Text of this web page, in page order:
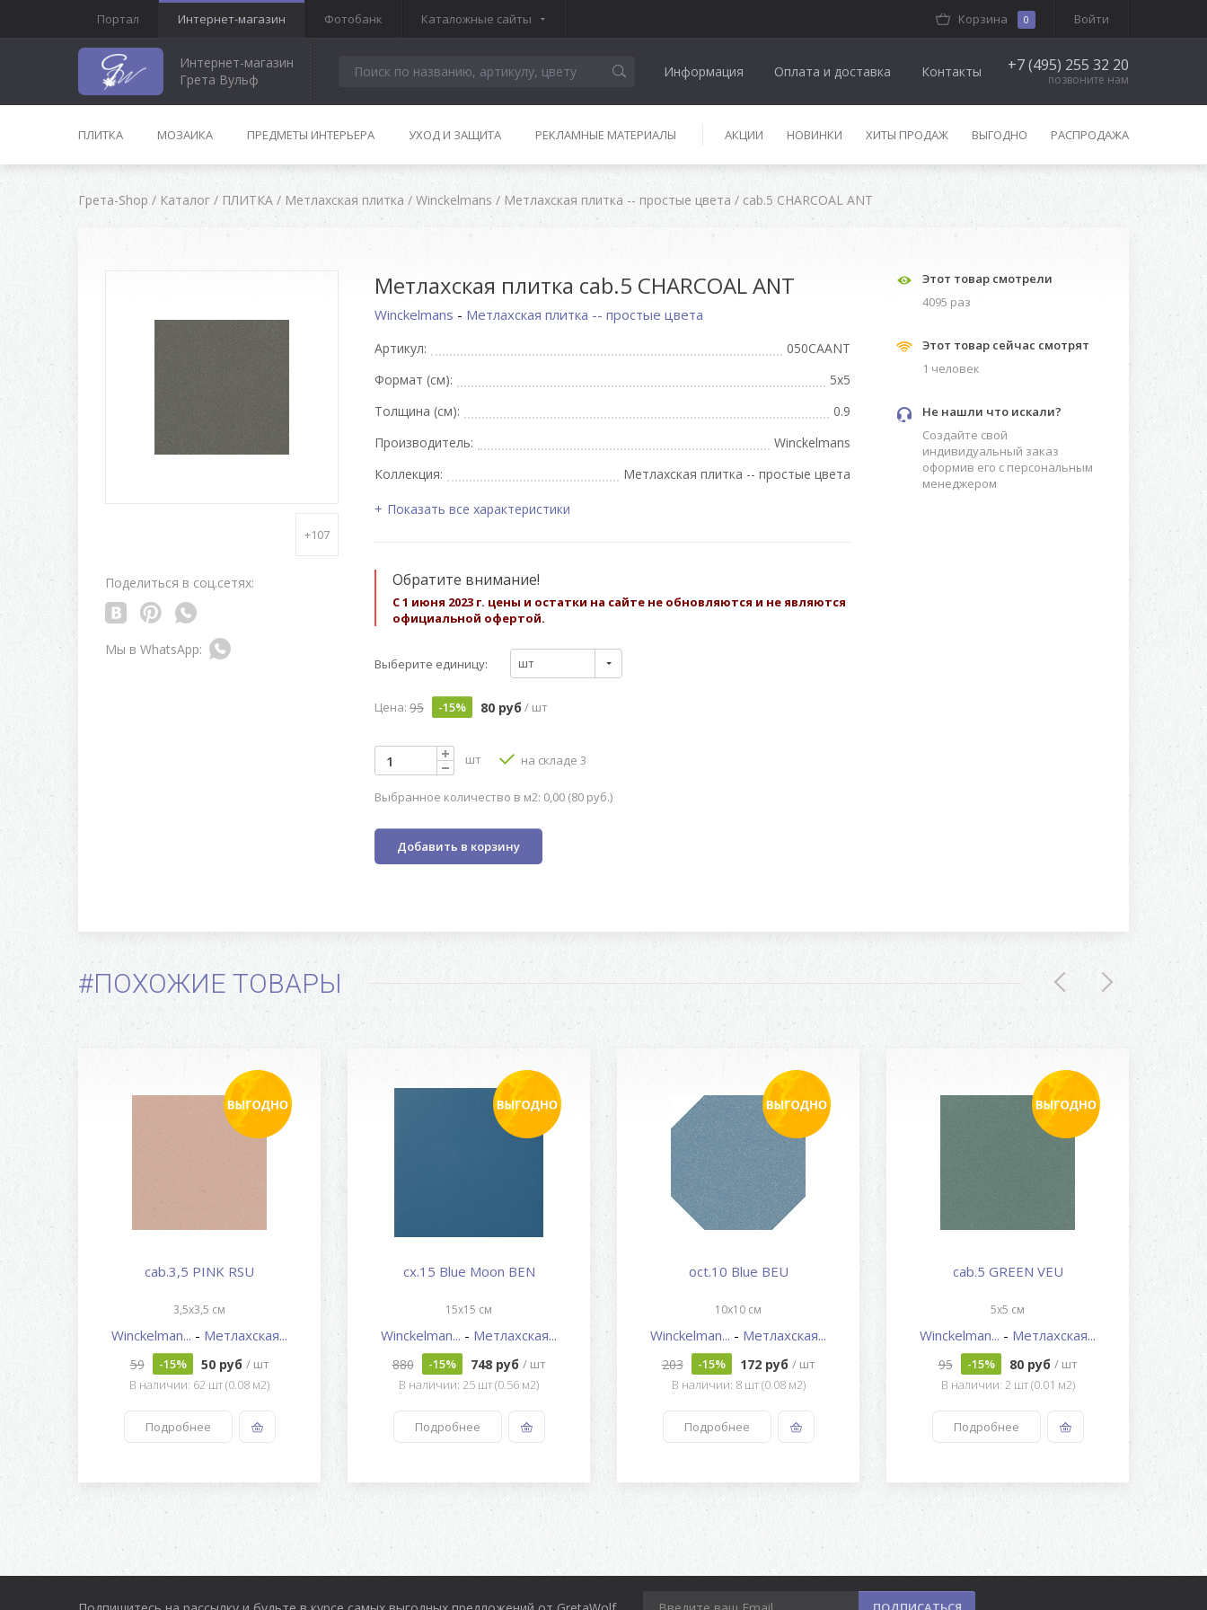
Портал Интернет-магазин Фотобанк Каталожные сайты Войти
Корзина 0
Интернет-магазин
Грета Вульф
Информация Оплата и доставка Контакты +7 (495) 255 32 20
позвоните нам
ПЛИТКА МОЗАИКА ПРЕДМЕТЫ ИНТЕРЬЕРА УХОД И ЗАЩИТА РЕКЛАМНЫЕ МАТЕРИАЛЫ АКЦИИ НОВИНКИ ХИТЫ ПРОДАЖ ВЫГОДНО РАСПРОДАЖА
Грета-Shop / Каталог / ПЛИТКА / Метлахская плитка / Winckelmans / Метлахская плитка -- простые цвета / cab.5 CHARCOAL ANT
+107
Поделиться в соц.сетях:
Метлахская плитка cab.5 CHARCOAL ANT
Winckelmans - Метлахская плитка -- простые цвета
Артикул:
050CAANT
Формат (см):
5x5
Толщина (см):
0.9
Производитель:
Winckelmans
Коллекция:
Метлахская плитка -- простые цвета
Показать все характеристики
Обратите внимание!
С 1 июня 2023 г. цены и остатки на сайте не обновляются и не являются
официальной офертой.
Выберите единицу: шт
Цена: 95 -15% 80 руб / шт
шт на складе 3
Выбранное количество в м2: 0,00 (80 руб.)
Добавить в корзину
Этот товар смотрели
4095 раз
Этот товар сейчас смотрят
1 человек
Не нашли что искали?
Создайте свой
индивидуальный заказ
оформив его с персональным
менеджером
#ПОХОЖИЕ ТОВАРЫ
cab.3,5 PINK RSU
3,5x3,5 см
Winckelman... - Метлахская...
59 -15% 50 руб / шт
В наличии: 62 шт (0.08 м2)
Подробнее
cx.15 Blue Moon BEN
15x15 см
Winckelman... - Метлахская...
880 -15% 748 руб / шт
В наличии: 25 шт (0.56 м2)
Подробнее
oct.10 Blue BEU
10x10 см
Winckelman... - Метлахская...
203 -15% 172 руб / шт
В наличии: 8 шт (0.08 м2)
Подробнее
cab.5 GREEN VEU
5x5 см
Winckelman... - Метлахская...
95 -15% 80 руб / шт
В наличии: 2 шт (0.01 м2)
Подробнее